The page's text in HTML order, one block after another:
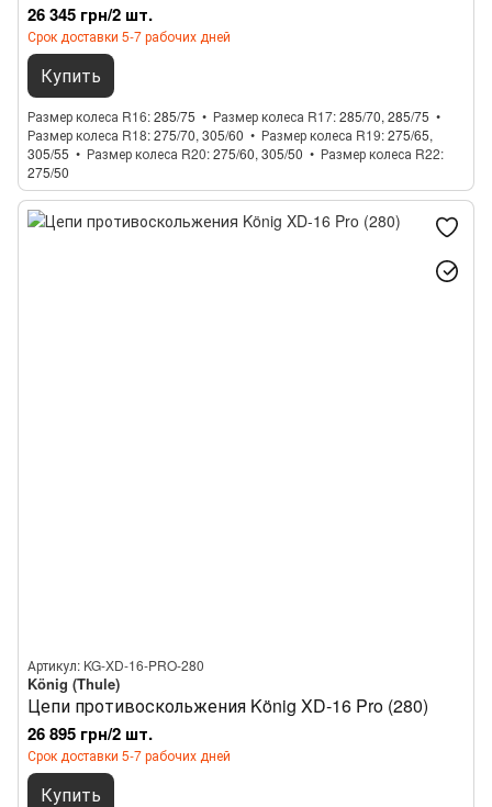
26 345 грн/2 шт.
Срок доставки 5-7 рабочих дней
Купить
Размер колеса R16 285/75 Размер колеса R17 285/70, 285/75
Размер колеса R18 275/70, 305/60 Размер колеса R19 275/65,
305/55
Размер колеса R20 275/60, 305/50
Размер колеса R22
275/50
Артикул: KG-XD-16-PRO-280
König (Thule)
Цепи противоскольжения König XD-16 Pro (280)
26 895 грн/2 шт.
Срок доставки 5-7 рабочих дней
Купить